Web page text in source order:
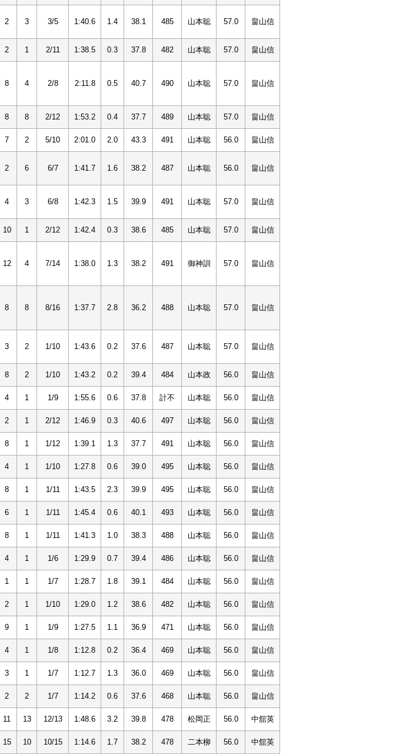
2 3 3/5 1:40.6 1.4 38.1 485 山本聡 57.0 畠山信
2 1 2/11 1:38.5 0.3 37.8 482 山本聡 57.0 畠山信
8 4 2/8 2:11.8 0.5 40.7 490 山本聡 57.0 畠山信
8 8 2/12 1:53.2 0.4 37.7 489 山本聡 57.0 畠山信
7 2 5/10 2:01.0 2.0 43.3 491 山本聡 56.0 畠山信
2 6 6/7 1:41.7 1.6 38.2 487 山本聡 56.0 畠山信
4 3 6/8 1:42.3 1.5 39.9 491 山本聡 57.0 畠山信
10 1 2/12 1:42.4 0.3 38.6 485 山本聡 57.0 畠山信
12 4 7/14 1:38.0 1.3 38.2 491 御神訓 57.0 畠山信
8 8 8/16 1:37.7 2.8 36.2 488 山本聡 57.0 畠山信
3 2 1/10 1:43.6 0.2 37.6 487 山本聡 57.0 畠山信
8 2 1/10 1:43.2 0.2 39.4 484 山本政 56.0 畠山信
4 1 1/9 1:55.6 0.6 37.8 計不 山本聡 56.0 畠山信
2 1 2/12 1:46.9 0.3 40.6 497 山本聡 56.0 畠山信
8 1 1/12 1:39.1 1.3 37.7 491 山本聡 56.0 畠山信
4 1 1/10 1:27.8 0.6 39.0 495 山本聡 56.0 畠山信
8 1 1/11 1:43.5 2.3 39.9 495 山本聡 56.0 畠山信
6 1 1/11 1:45.4 0.6 40.1 493 山本聡 56.0 畠山信
8 1 1/11 1:41.3 1.0 38.3 488 山本聡 56.0 畠山信
4 1 1/6 1:29.9 0.7 39.4 486 山本聡 56.0 畠山信
1 1 1/7 1:28.7 1.8 39.1 484 山本聡 56.0 畠山信
2 1 1/10 1:29.0 1.2 38.6 482 山本聡 56.0 畠山信
9 1 1/9 1:27.5 1.1 36.9 471 山本聡 56.0 畠山信
4 1 1/8 1:12.8 0.2 36.4 469 山本聡 56.0 畠山信
3 1 1/7 1:12.7 1.3 36.0 469 山本聡 56.0 畠山信
2 2 1/7 1:14.2 0.6 37.6 468 山本聡 56.0 畠山信
11 13 12/13 1:48.6 3.2 39.8 478 松岡正 56.0 中舘英
15 10 10/15 1:14.6 1.7 38.2 478 二本柳 56.0 中舘英